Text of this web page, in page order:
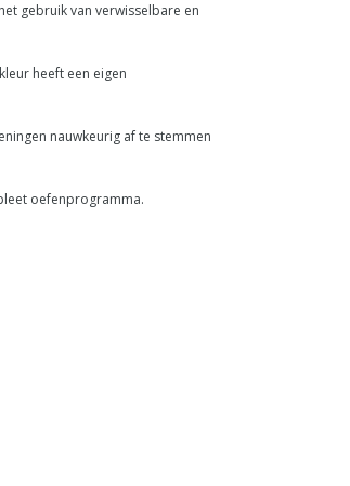
gebruik van verwisselbare en
heeft een eigen
nauwkeurig af te stemmen
oefenprogramma.